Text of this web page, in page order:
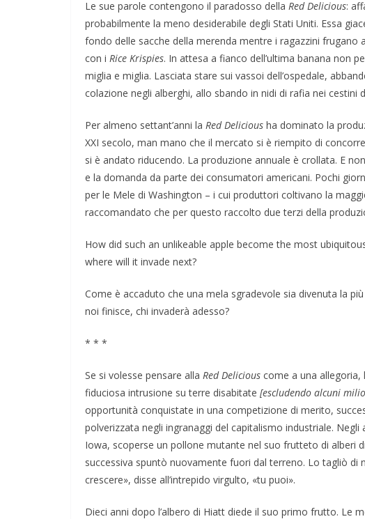
Le sue parole contengono il paradosso della Red Delicious:
probabilmente la meno desiderabile degli Stati Uniti. Essa
fondo delle sacche della merenda mentre i ragazzini frugano
con i Rice Krispies. In attesa a fianco dell’ultima banana non
miglia e miglia. Lasciata stare sui vassoi dell’ospedale,
colazione negli alberghi, allo sbando in nidi di rafia nei cestini
Per almeno settant’anni la Red Delicious ha dominato la
XXI secolo, man mano che il mercato si è riempito di
si è andato riducendo. La produzione annuale è crollata. E
e la domanda da parte dei consumatori americani. Pochi
per le Mele di Washington – i cui produttori coltivano la
raccomandato che per questo raccolto due terzi della
How did such an unlikeable apple become the most
where will it invade next?
Come è accaduto che una mela sgradevole sia divenuta la
noi finisce, chi invaderà adesso?
* * *
Se si volesse pensare alla Red Delicious come a una allegoria,
fiduciosa intrusione su terre disabitate [escludendo alcuni
opportunità conquistate in una competizione di merito,
polverizzata negli ingranaggi del capitalismo industriale. Negli
Iowa, scoperse un pollone mutante nel suo frutteto di alberi di
successiva spuntò nuovamente fuori dal terreno. Lo tagliò di
crescere», disse all’intrepido virgulto, «tu puoi».
Dieci anni dopo l’albero di Hiatt diede il suo primo frutto. Le